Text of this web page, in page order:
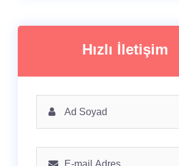
Hızlı İletişim